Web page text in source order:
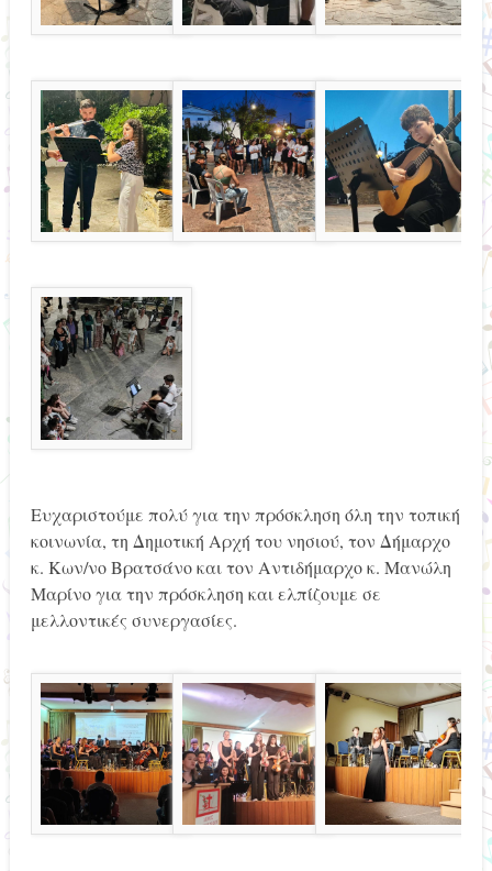
Ευχαριστούμε πολύ για την πρόσκληση όλη την τοπική
κοινωνία, τη Δημοτική Αρχή του νησιού, τον Δήμαρχο
κ. Κων/νο Βρατσάνο και τον Αντιδήμαρχο κ. Μανώλη
Μαρίνο για την πρόσκληση και ελπίζουμε σε
μελλοντικές συνεργασίες.